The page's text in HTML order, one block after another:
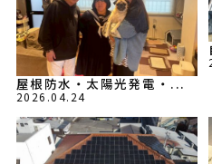
屋根防水・太陽光発電・...
2026.04.24